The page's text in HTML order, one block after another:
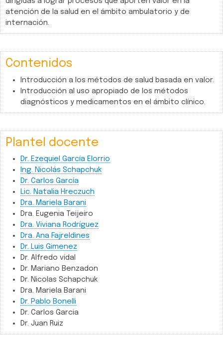
atención de la salud en el ámbito ambulatorio y de
internación.
Contenidos
Introducción a los métodos de salud basada en valor.
Introducción al uso apropiado de los métodos
diagnósticos y medicamentos en el ámbito clínico.
Plantel docente
Dr. Ezequiel García Elorrio
Ing. Nicolás Schapchuk
Dr. Carlos García
Lic. Natalia Hreczuch
Dra. Mariela Barani
Dra. Eugenia Teijeiro
Dra. Viviana Rodríguez
Dra. Ana Fajreldines
Dr. Luis Gimenez
Dr. Alfredo vidal
Dr. Mariano Benzadon
Dr. Nicolas Schapchuk
Dra. Mariela Barani
Dr. Pablo Bonelli
Dr. Carlos Garcia
Dr. Juan Ruiz